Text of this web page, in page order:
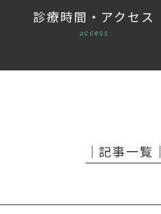
診療時間・アクセス
access
│記事一覧│